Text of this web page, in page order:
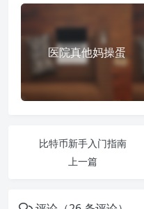
医院真他妈操蛋
比特币新手入门指南
上一篇